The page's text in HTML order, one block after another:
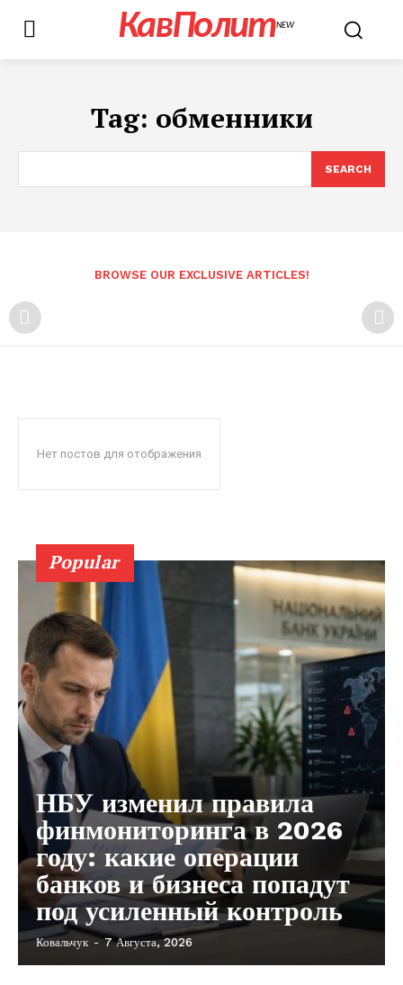
КавПолитNEW
Tag: обменники
SEARCH
BROWSE OUR EXCLUSIVE ARTICLES!
Нет постов для отображения
Popular
НБУ изменил правила
финмониторинга в 2026
году: какие операции
банков и бизнеса попадут
под усиленный контроль
Ковальчук - 7 Августа, 2026